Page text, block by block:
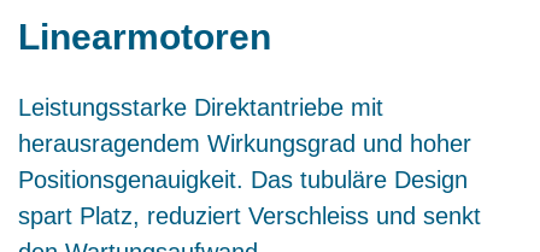
Linearmotoren
Leistungsstarke Direktantriebe mit
herausragendem Wirkungsgrad und hoher
Positionsgenauigkeit. Das tubuläre Design
spart Platz, reduziert Verschleiss und senkt